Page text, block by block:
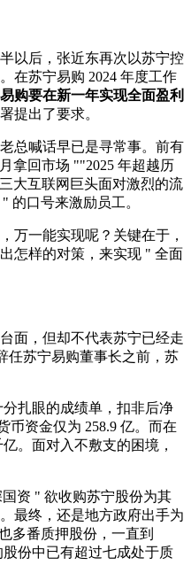
以后，张近东再次以苏宁控
在苏宁易购 2024 年度工作
购要在新一年实现全面盈利
提出了要求。
总喊话早已是寻常事。前有
拿回市场 ""2025 年超越历
大互联网巨头面对激烈的流
的口号来激励员工。
万一能实现呢？关键在于，
怎样的对策，来实现 " 全面
面，但却不代表苏宁已经走
任苏宁易购董事长之前，苏
扎眼的成绩单，扣非后净
币资金仅为 258.9 亿。而在
。面对入不敷支的困境，
资 " 欲收购苏宁股份为其
最终，还是地方政府出手为
多番质押股份，一直到
份中已有超过七成处于质